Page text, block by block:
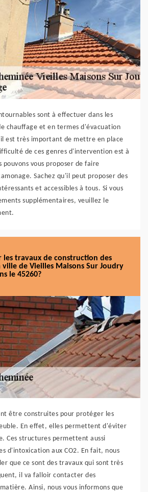
sont à effectuer dans les
chauffage et en termes d'évacuation
est très important de mettre en place
de ces genres d'intervention est à
pouvons vous proposer de faire
Sachez qu'il peut proposer des
et accessibles à tous. Si vous
supplémentaires, veuillez le
travaux de construction des
ville de Vieilles Maisons Sur Joudry
le 45260?
être construites pour protéger les
En effet, elles permettent d'éviter
Ces structures permettent aussi
d'intoxication aux CO2. En fait, nous
que ce sont des travaux qui sont très
il va falloir contacter des
Ainsi, nous vous informons que